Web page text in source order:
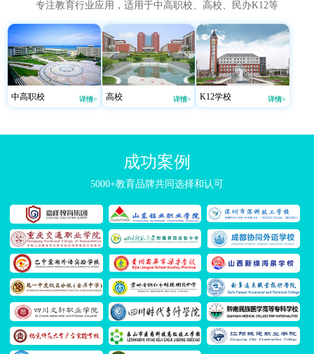
专注教育行业应用，适用于中高职校、高校、民办K12等
中高职校 详情> 高校 详情> K12学校 详情>
成功案例
5000+教育品牌共同选择和认可